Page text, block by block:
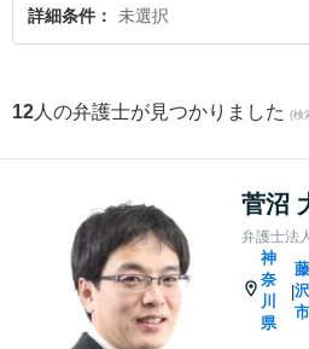
約したい』などでお困りの相談者さんにおす
詳細条件 未選択
12 人の弁護士が見つかりました (検
菅沼
弁護士法
神
奈
川
県
|
藤
沢
市